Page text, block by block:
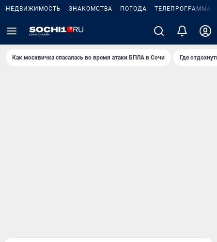
НЕДВИЖИМОСТЬ ЗНАКОМСТВА ПОГОДА ТЕЛЕПРОГРАММА
Как москвичка спасалась во время атаки БПЛА в Сочи Где